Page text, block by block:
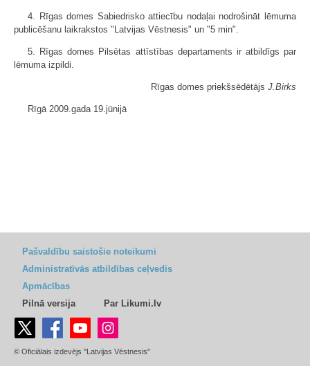
4. Rīgas domes Sabiedrisko attiecību nodaļai nodrošināt lēmuma
publicēšanu laikrakstos "Latvijas Vēstnesis" un "5 min".
5. Rīgas domes Pilsētas attīstības departaments ir atbildīgs par
lēmuma izpildi.
Rīgas domes priekšsēdētājs J.Birks
Rīgā 2009.gada 19.jūnijā
Pašvaldību saistošie noteikumi
Administratīvās atbildības ceļvedis
Apmācības
Pilnā versija
Par Likumi.lv
© Oficiālais izdevējs "Latvijas Vēstnesis"